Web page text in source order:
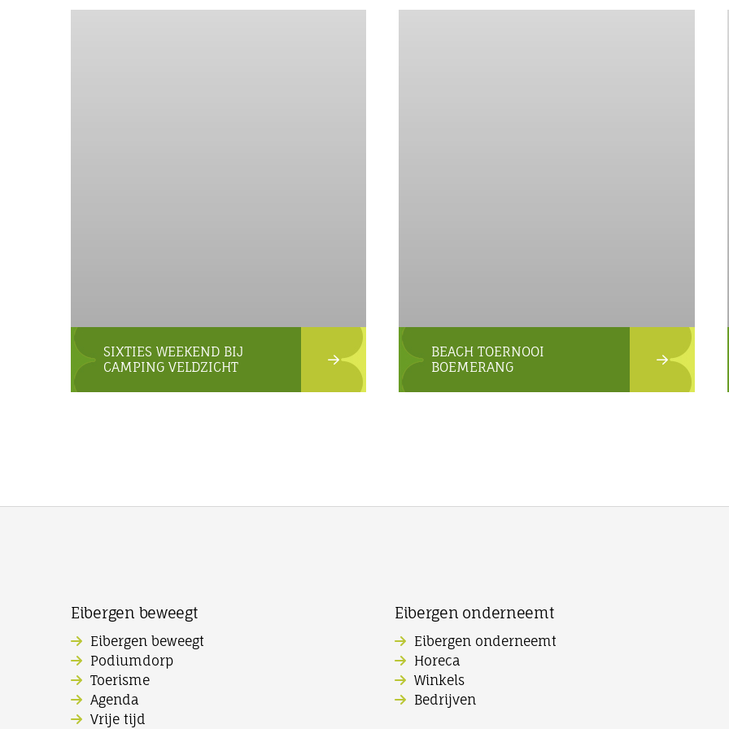
SIXTIES WEEKEND BIJ
CAMPING VELDZICHT
BEACH TOERNOOI
BOEMERANG
Eibergen beweegt
Eibergen beweegt
Podiumdorp
Toerisme
Agenda
Vrije tijd
Eibergen onderneemt
Eibergen onderneemt
Horeca
Winkels
Bedrijven